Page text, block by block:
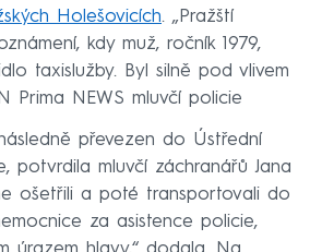
Holešovicích. „Pražští
kdy muž, ročník 1979,
taxislužby. Byl silně pod vlivem
Prima NEWS mluvčí policie
převezen do Ústřední
potvrdila mluvčí záchranářů Jana
ošetřili a poté transportovali do
za asistence policie,